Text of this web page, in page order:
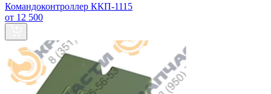
Командоконтроллер ККП-1115
от 12 500